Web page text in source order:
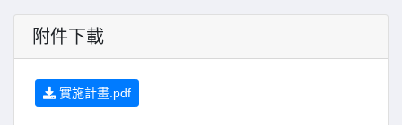
附件下載
實施計畫.pdf